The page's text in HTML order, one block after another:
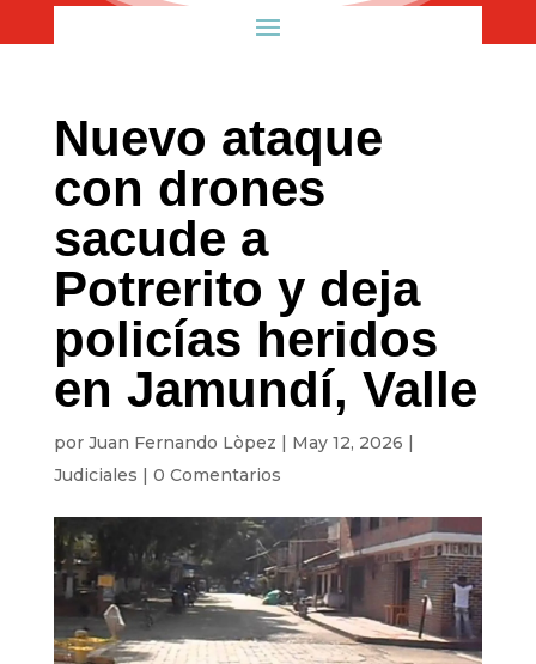
Nuevo ataque
con drones
sacude a
Potrerito y deja
policías heridos
en Jamundí, Valle
por Juan Fernando Lòpez | May 12, 2026 |
Judiciales | 0 Comentarios